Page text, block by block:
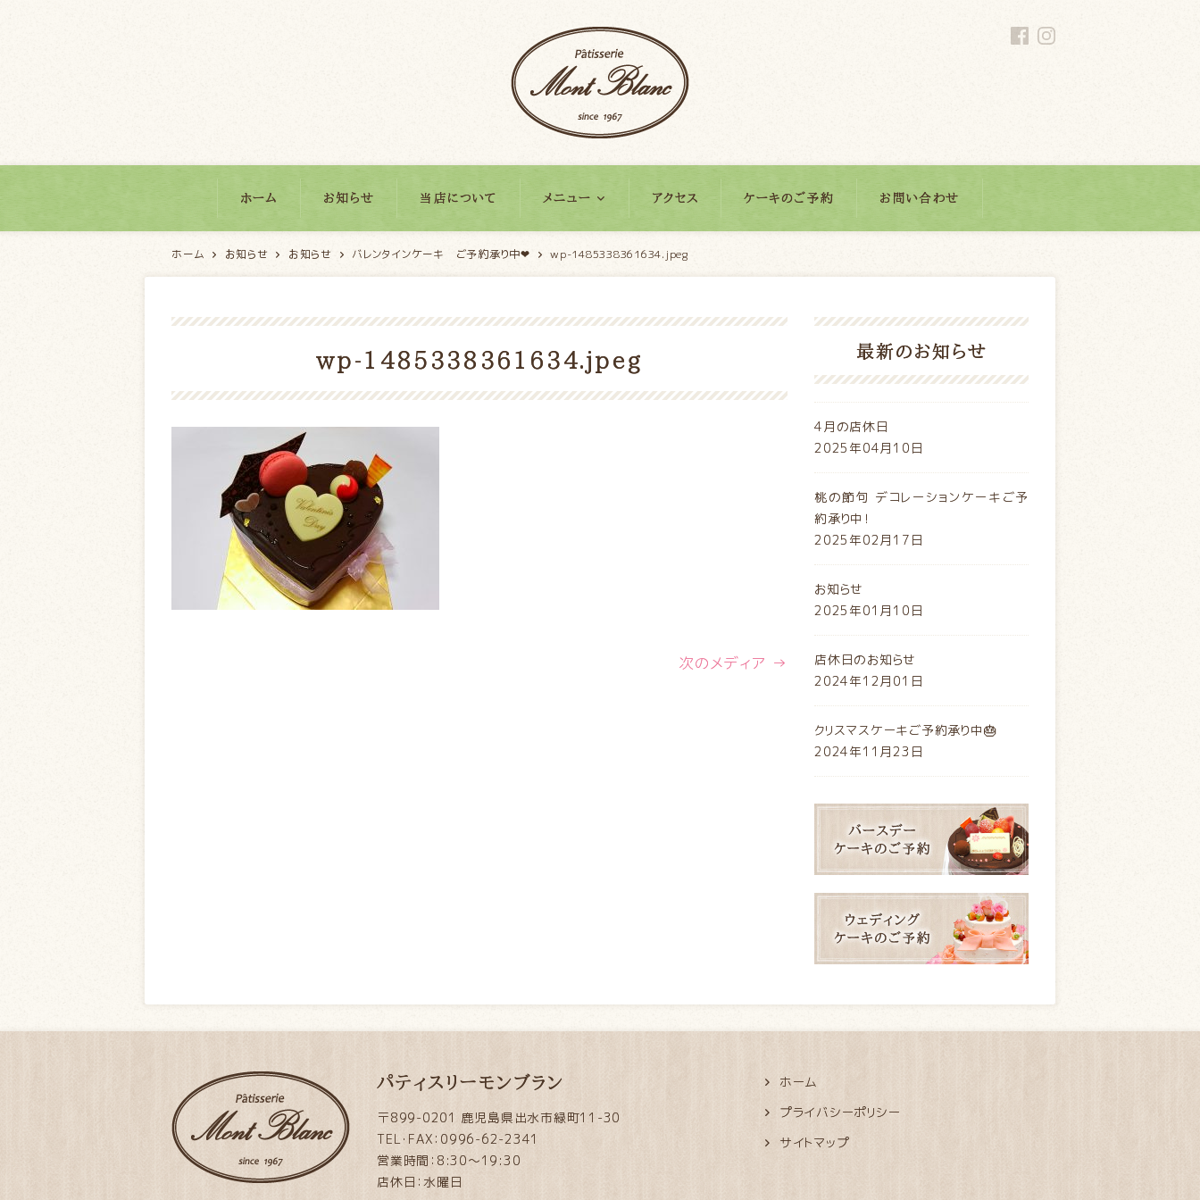
ホーム お知らせ 当店について メニュー アクセス ケーキのご予約 お問い合わせ
ホーム お知らせ お知らせ バレンタインケーキ ご予約承り中❤ wp-1485338361634.jpeg
wp-1485338361634.jpeg
次のメディア →
最新のお知らせ
4月の店休日
2025年04月10日
桃の節句 デコレーションケーキご予
約承り中！
2025年02月17日
お知らせ
2025年01月10日
店休日のお知らせ
2024年12月01日
クリスマスケーキご予約承り中🎂
2024年11月23日
パティスリーモンブラン
〒899-0201 鹿児島県出水市緑町11-30
TEL・FAX：0996-62-2341
営業時間：8:30～19:30
店休日：水曜日
ホーム
プライバシーポリシー
サイトマップ